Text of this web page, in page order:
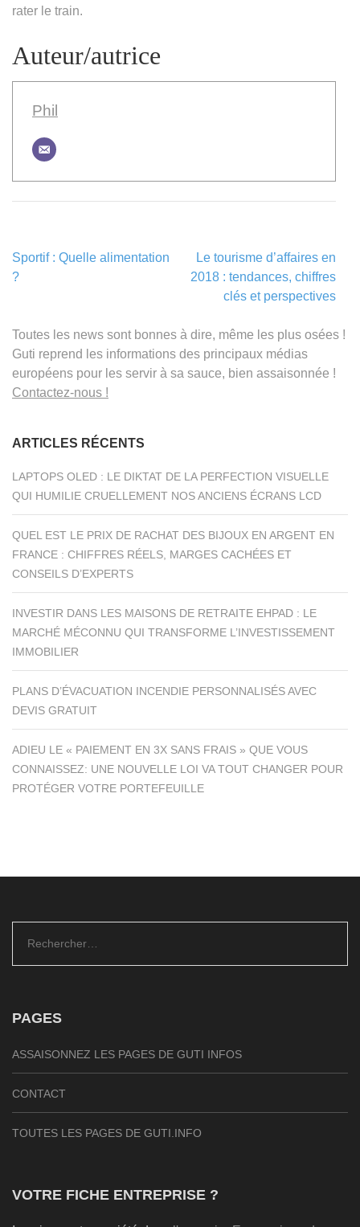
rater le train.
Auteur/autrice
Phil
Navigation
de
Sportif : Quelle alimentation
?
Le tourisme d’affaires en
2018 : tendances, chiffres
clés et perspectives
Toutes les news sont bonnes à dire, même les plus osées !
Guti reprend les informations des principaux médias
européens pour les servir à sa sauce, bien assaisonnée !
Contactez-nous !
ARTICLES RÉCENTS
LAPTOPS OLED : LE DIKTAT DE LA PERFECTION VISUELLE
QUI HUMILIE CRUELLEMENT NOS ANCIENS ÉCRANS LCD
QUEL EST LE PRIX DE RACHAT DES BIJOUX EN ARGENT EN
FRANCE : CHIFFRES RÉELS, MARGES CACHÉES ET
CONSEILS D’EXPERTS
INVESTIR DANS LES MAISONS DE RETRAITE EHPAD : LE
MARCHÉ MÉCONNU QUI TRANSFORME L’INVESTISSEMENT
IMMOBILIER
PLANS D’ÉVACUATION INCENDIE PERSONNALISÉS AVEC
DEVIS GRATUIT
ADIEU LE « PAIEMENT EN 3X SANS FRAIS » QUE VOUS
CONNAISSEZ: UNE NOUVELLE LOI VA TOUT CHANGER POUR
PROTÉGER VOTRE PORTEFEUILLE
Rechercher :
PAGES
ASSAISONNEZ LES PAGES DE GUTI INFOS
CONTACT
TOUTES LES PAGES DE GUTI.INFO
VOTRE FICHE ENTREPRISE ?